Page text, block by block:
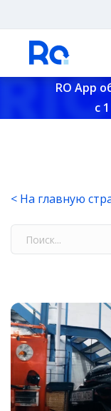
RO App
с
< На главную